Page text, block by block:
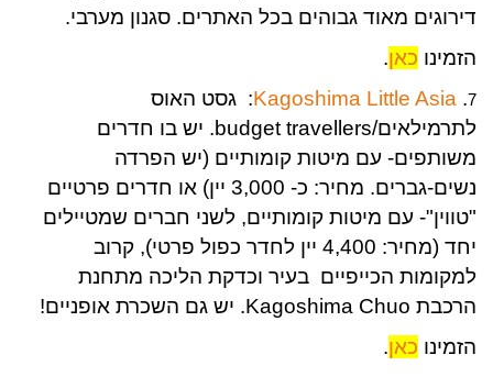
דירוגים מאוד גבוהים בכל האתרים. סגנון מערבי.
הזמינו כאן.
7
.
Kagoshima Little Asia: גסט האוס
לתרמילאים/budget travellers. יש בו חדרים
משותפים- עם מיטות קומותיים (יש הפרדה
נשים-גברים. מחיר: כ- 3,000 יין) או חדרים פרטיים
"טווין"- עם מיטות קומותיים, לשני חברים שמטיילים
יחד (מחיר: 4,400 יין לחדר כפול פרטי), קרוב
למקומות הכייפיים בעיר וכדקת הליכה מתחנת
הרכבת Kagoshima Chuo. יש גם השכרת אופניים!
הזמינו כאן.